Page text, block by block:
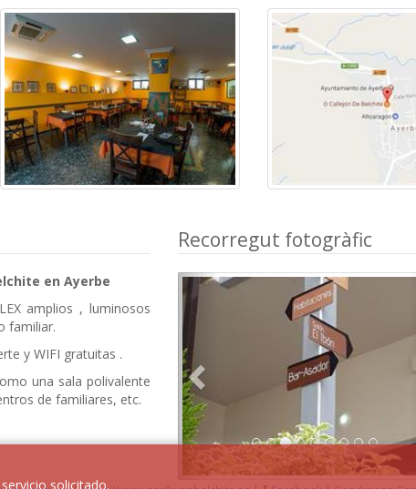
en Ayerbe
amplios , luminosos
familiar.
y WIFI gratuitas .
una sala polivalente
de familiares, etc.
Recorregut fotogràfic
solicitado.